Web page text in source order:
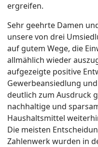
ergreifen.
Sehr geehrte Damen
unsere von drei
auf gutem Wege, die
allmählich wieder
aufgezeigte positive
Gewerbeansiedlung
deutlich zum Ausdruck
nachhaltige und
Haushaltsmittel
Die meisten
Zahlenwerk wurden in